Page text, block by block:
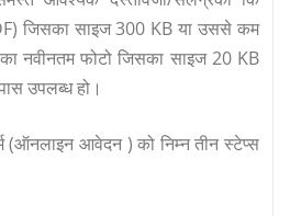
जिसका साइज 300 KB या उससे कम
का नवीनतम फोटो जिसका साइज 20 KB
उपलब्ध हो।
(ऑनलाइन आवेदन ) को निम्न तीन स्टेप्स